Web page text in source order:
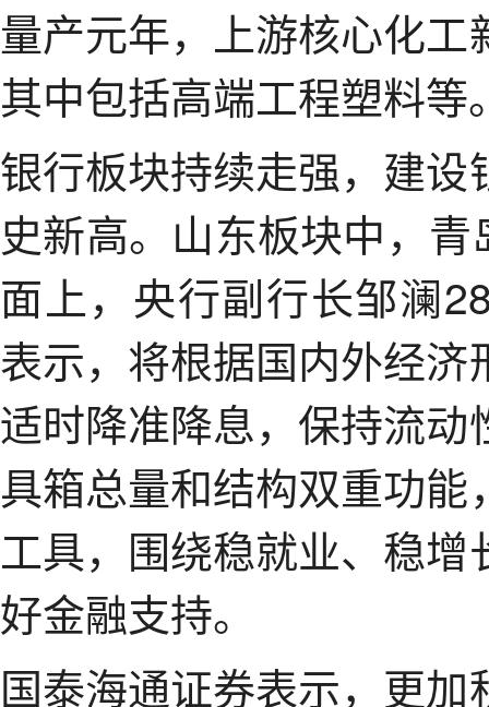
量产元年，上游核心化
其中包括高端工程塑料等
银行板块持续走强，建
史新高。山东板块中，
面上，央行副行长邹澜
表示，将根据国内外经
适时降准降息，保持流
具箱总量和结构双重功
工具，围绕稳就业、稳
好金融支持。
国泰海通证券表示，更